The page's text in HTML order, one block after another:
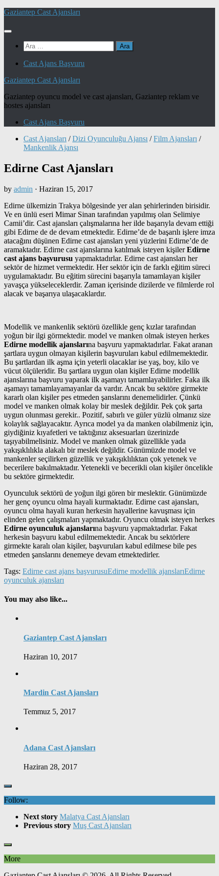
Skip
content
Gaziantep Cast Ajansları
Arama:
Cast Ajans Başvuru
Gaziantep Cast Ajansları
Gaziantep oyuncu model ve cast ajansları, Gaziantep reklam ve
hostes ajansları
Cast Ajans Başvuru
Cast Ajansları / Dizi Oyunculuğu Ajansı / Film Ajansları /
Mankenlik Ajansı
Edirne Cast Ajansları
by admin · Haziran 15, 2017
Edirne ülkemizin Trakya bölgesinde yer alan şehirlerinden birisidir.
Ve en ünlü eseri Mimar Sinan tarafından yapılmış olan Selimiye
Camii’dir. Cast ajansları çalışmalarına her ilde başarıyla devam ettiği
gibi Edirne de de devam etmektedir. Edirne’de de başarılı işlere imza
atacağını düşünen Edirne cast ajansları yeni yüzlerini Edirne’de de
aramaktadır. Edirne cast ajanslarına katılmak isteyen kişilerEdirne
cast ajans başvurusu yapmaktadırlar. Edirne cast ajansları her
sektör de hizmet vermektedir. Her sektör için de farklı eğitim süreci
uygulamaktadır. Bu eğitim sürecini başarıyla tamamlayan kişiler
yavaşça yükseleceklerdir. Zaman içerisinde dizilerde ve filmlerde rol
alacak ve başarıya ulaşacaklardır.
Modellik ve mankenlik sektörü özellikle genç kızlar tarafından
yoğun bir ilgi görmektedir. model ve manken olmak isteyen herkes
Edirne modellik ajanslarına başvuru yapmaktadırlar. Fakat aranan
şartlara uygun olmayan kişilerin başvuruları kabul edilmemektedir.
Bu şartlardan ilk aşma için yeterli olacaklar ise yaş, boy, kilo ve
vücut ölçüleridir. Bu şartlara uygun olan kişiler Edirne modellik
ajanslarına başvuru yaparak ilk aşamayı tamamlayabilirler. Faka ilk
aşamayı tamamlayamayanlar da vardır. Ancak bu sektöre girmekte
kararlı olan kişiler pes etmeden şanslarını denemelidirler. Çünkü
model ve manken olmak kolay bir meslek değildir. Pek çok şarta
uygun olunması gerekir.. Pozitif, sabırlı ve güler yüzlü olmanız size
kolaylık sağlayacaktır. Ayrıca model ya da manken olabilmeniz için,
giydiğiniz kıyafetleri ve taktığınız aksesuarları üzerinizde
taşıyabilmelisiniz. Model ve manken olmak güzellikle yada
yakışıklılıkla alakalı bir meslek değildir. Günümüzde model ve
mankenler seçilirken güzellik ve yakışıklılıktan çok yetenek ve
becerilere bakılmaktadır. Yetenekli ve becerikli olan kişiler öncelikle
bu sektöre girmektedir.
Oyunculuk sektörü de yoğun ilgi gören bir meslektir. Günümüzde
her genç oyuncu olma hayali kurmaktadır. Edirne cast ajansları,
oyuncu olma hayali kuran herkesin hayallerine kavuşması için
elinden gelen çalışmaları yapmaktadır. Oyuncu olmak isteyen herkes
Edirne oyunculuk ajanslarına başvuru yapmaktadırlar. Fakat
herkesin başvuru kabul edilmemektedir. Ancak bu sektörlere
girmekte karalı olan kişiler, başvuruları kabul edilmese bile pes
etmeden şanslarını denemeye devam etmektedirler.
Tags: Edirne cast ajans başvurusuEdirne modellik ajanslarıEdirne
oyunculuk ajansları
You may also like...
Gaziantep Cast Ajansları
Haziran 10, 2017
Mardin Cast Ajansları
Temmuz 5, 2017
Adana Cast Ajansları
Haziran 28, 2017
Follow:
Next story Malatya Cast Ajansları
Previous story Muş Cast Ajansları
More